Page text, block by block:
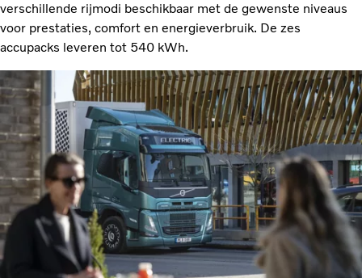
verschillende rijmodi beschikbaar met de gewenste niveaus
voor prestaties, comfort en energie­verbruik. De zes
accupacks leveren tot 540 kWh.